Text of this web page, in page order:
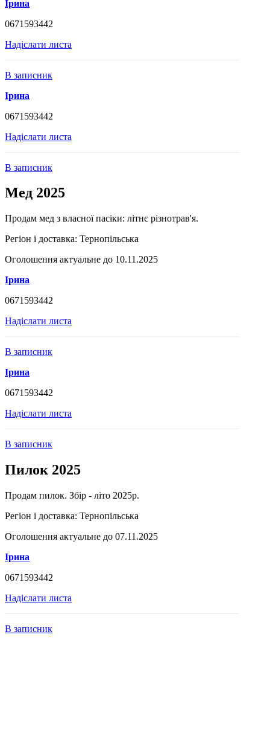
Ірина
0671593442
Надіслати листа
В записник
Ірина
0671593442
Надіслати листа
В записник
Мед 2025
Продам мед з власної пасіки: літнє різнотрав'я.
Регіон і доставка: Тернопільська
Оголошення актуальне до 10.11.2025
Ірина
0671593442
Надіслати листа
В записник
Ірина
0671593442
Надіслати листа
В записник
Пилок 2025
Продам пилок. Збір - літо 2025р.
Регіон і доставка: Тернопільська
Оголошення актуальне до 07.11.2025
Ірина
0671593442
Надіслати листа
В записник